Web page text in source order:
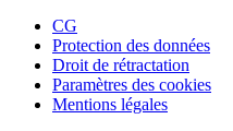
CG
Protection des données
Droit de rétractation
Paramètres des cookies
Mentions légales